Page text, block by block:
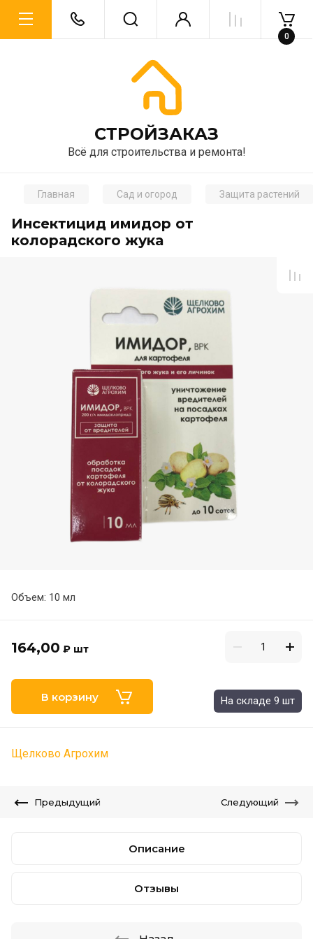
CТРОЙЗАКАЗ
Всё для строительства и ремонта!
0
Главная Сад и огород Защита растений
Инсектицид имидор от
колорадского жука
Объем: 10 мл
164,00 ₽ шт
В корзину На складе 9 шт
Щелково Агрохим
Предыдущий Следующий
Описание
Отзывы